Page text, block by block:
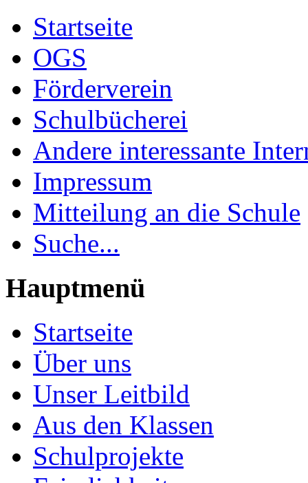
Startseite
OGS
Förderverein
Schulbücherei
Andere interessante
Impressum
Mitteilung an die Schule
Suche...
Hauptmenü
Startseite
Über uns
Unser Leitbild
Aus den Klassen
Schulprojekte